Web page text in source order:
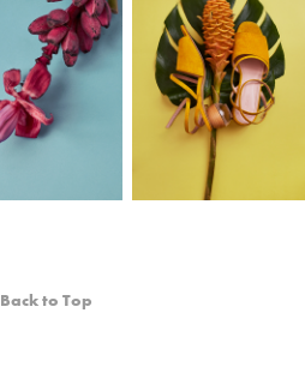
Back to Top